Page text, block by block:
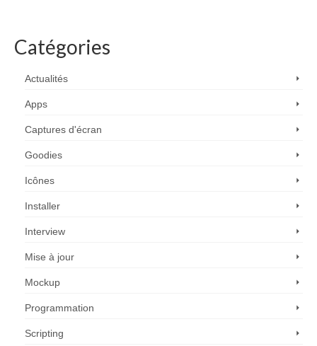
Catégories
Actualités
Apps
Captures d'écran
Goodies
Icônes
Installer
Interview
Mise à jour
Mockup
Programmation
Scripting